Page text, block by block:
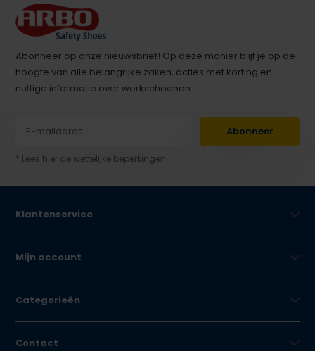
Abonneer op onze nieuwsbrief! Op deze manier blijf je op de
hoogte van alle belangrijke zaken, acties met korting en
nuttige informatie over werkschoenen.
Abonneer
* Lees hier de wettelijke beperkingen
Klantenservice
Mijn account
Categorieën
Contact